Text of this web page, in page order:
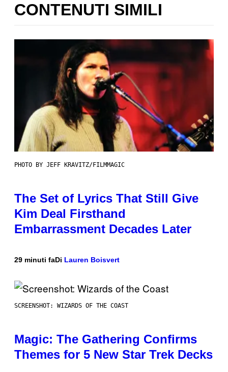
CONTENUTI SIMILI
PHOTO BY JEFF KRAVITZ/FILMMAGIC
The Set of Lyrics That Still Give
Kim Deal Firsthand
Embarrassment Decades Later
29 minuti faDi Lauren Boisvert
SCREENSHOT: WIZARDS OF THE COAST
Magic: The Gathering Confirms
Themes for 5 New Star Trek Decks